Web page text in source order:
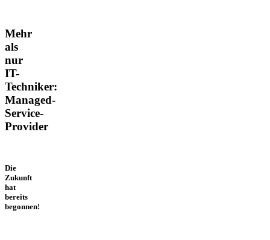
Mehr
als
nur
IT-
Techniker:
Managed-
Service-
Provider
Die
Zukunft
hat
bereits
begonnen!